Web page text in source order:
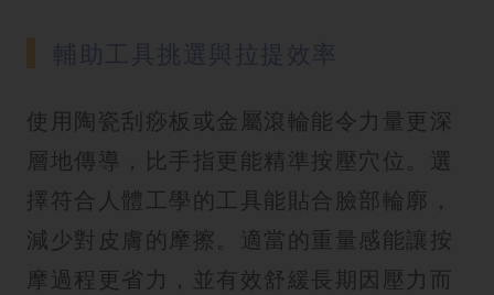
使用陶瓷刮痧板或金屬滾輪能令力量更深
層地傳導，比手指更能精準按壓穴位。選
擇符合人體工學的工具能貼合臉部輪廓，
減少對皮膚的摩擦。適當的重量感能讓按
摩過程更省力，並有效舒緩長期因壓力而